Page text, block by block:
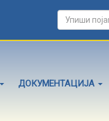
ДОКУМЕНТАЦИЈА